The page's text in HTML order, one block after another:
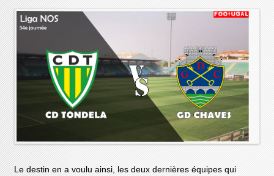
Le destin en a voulu ainsi, les deux dernières équipes qui